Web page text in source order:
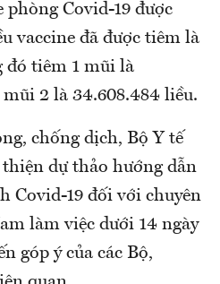
phòng Covid-19 được
vaccine đã được tiêm là
đó tiêm 1 mũi là
2 là 34.608.484 liều.
chống dịch, Bộ Y tế
dự thảo hướng dẫn
Covid-19 đối với chuyên
làm việc dưới 14 ngày
góp ý của các Bộ,